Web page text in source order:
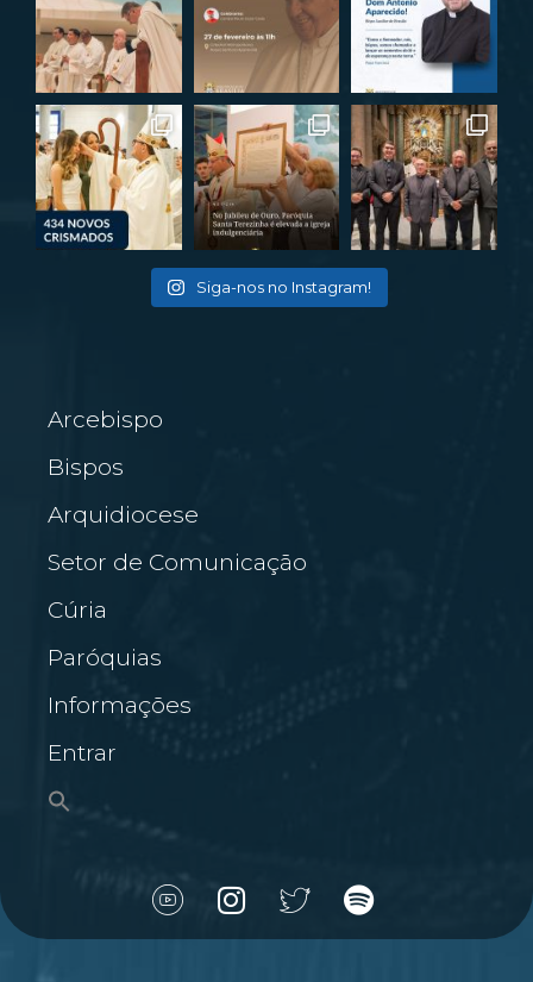
Siga-nos no Instagram!
Arcebispo
Bispos
Arquidiocese
Setor de Comunicação
Cúria
Paróquias
Informações
Entrar